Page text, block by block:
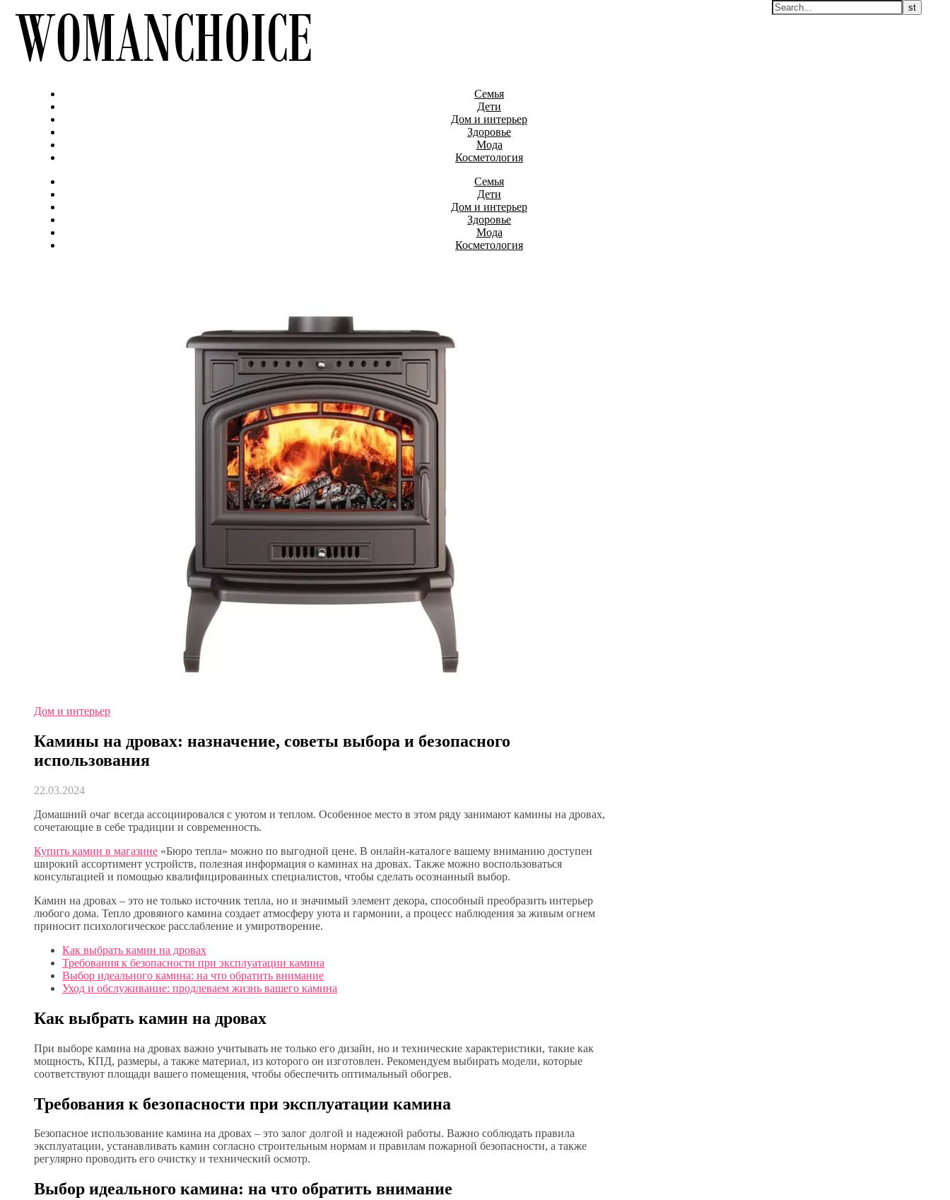
Семья
Дети
Дом и интерьер
Здоровье
Мода
Косметология
Семья
Дети
Дом и интерьер
Здоровье
Мода
Косметология
Дом и интерьер
Камины на дровах: назначение, советы выбора и безопасного
использования
22.03.2024
Домашний очаг всегда ассоциировался с уютом и теплом. Особенное место в этом ряду занимают камины на дровах,
сочетающие в себе традиции и современность.
Купить камин в магазине «Бюро тепла» можно по выгодной цене. В онлайн-каталоге вашему вниманию доступен
широкий ассортимент устройств, полезная информация о каминах на дровах. Также можно воспользоваться
консультацией и помощью квалифицированных специалистов, чтобы сделать осознанный выбор.
Камин на дровах – это не только источник тепла, но и значимый элемент декора, способный преобразить интерьер
любого дома. Тепло дровяного камина создает атмосферу уюта и гармонии, а процесс наблюдения за живым огнем
приносит психологическое расслабление и умиротворение.
Как выбрать камин на дровах
Требования к безопасности при эксплуатации камина
Выбор идеального камина: на что обратить внимание
Уход и обслуживание: продлеваем жизнь вашего камина
Как выбрать камин на дровах
При выборе камина на дровах важно учитывать не только его дизайн, но и технические характеристики, такие как
мощность, КПД, размеры, а также материал, из которого он изготовлен. Рекомендуем выбирать модели, которые
соответствуют площади вашего помещения, чтобы обеспечить оптимальный обогрев.
Требования к безопасности при эксплуатации камина
Безопасное использование камина на дровах – это залог долгой и надежной работы. Важно соблюдать правила
эксплуатации, устанавливать камин согласно строительным нормам и правилам пожарной безопасности, а также
регулярно проводить его очистку и технический осмотр.
Выбор идеального камина: на что обратить внимание